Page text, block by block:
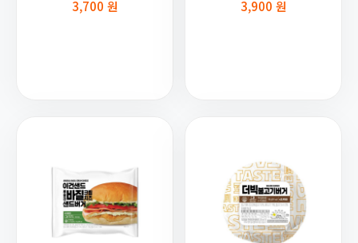
3,700 원
3,900 원